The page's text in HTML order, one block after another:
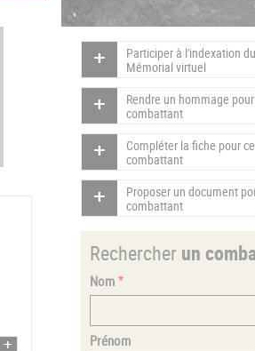
Participer à l'indexation du
Mémorial virtuel
Rendre un hommage
combattant
Compléter la fiche pour ce
combattant
Proposer un document
combattant
Rechercher un
Nom
Prénom